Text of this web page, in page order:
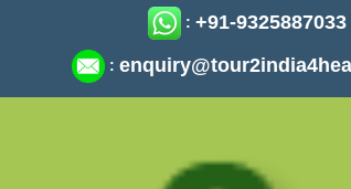
: +91-9325887033
: